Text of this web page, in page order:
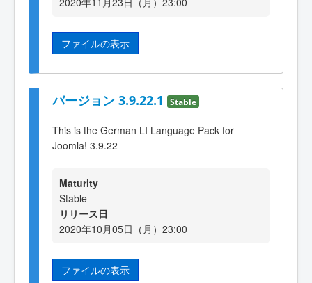
ファイルの表示
バージョン 3.9.22.1 Stable
This is the German LI Language Pack for
Joomla! 3.9.22
Maturity
Stable
リリース日
2020年10月05日（月）23:00
ファイルの表示